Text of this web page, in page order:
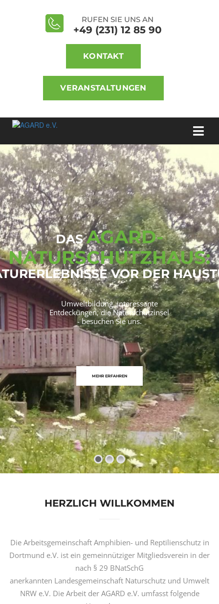
RUFEN SIE UNS AN
+49 (231) 12 85 90
KONTAKT
VERANSTALTUNGEN
DASAGARD-
NATURSCHUTZHAUS:
VOR DER
Umweltbildung, interessante
Entdeckungen, die Naturschutzinsel
- besuchen Sie uns.
MEHR ERFAHREN
HERZLICH WILLKOMMEN
Die Arbeitsgemeinschaft Amphibien- und Reptilienschutz in
Dortmund e.V. ist ein gemeinnütziger Mitgliedsverein in der
nach § 29 BNatSchG
anerkannten Landesgemeinschaft Naturschutz und Umwelt
NRW e.V. Die Arbeit der AGARD e.V. umfasst folgende